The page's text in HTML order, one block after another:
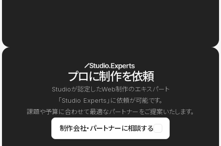
プロに制作を依頼
Studioが認定したWeb制作のエキスパート
「Studio Experts」に依頼が可能です。
課題や予算に合わせて最適なパートナーをご提案いたします。
制作会社・パートナーに相談する